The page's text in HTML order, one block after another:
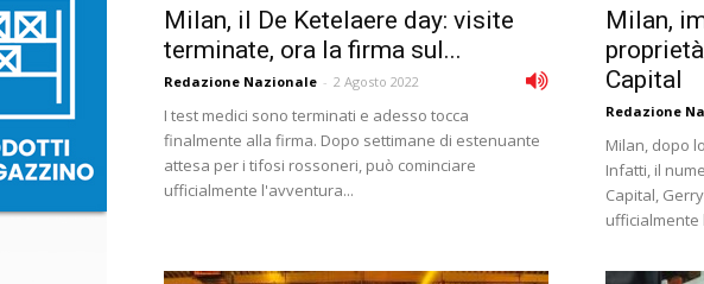
Milan, il De Ketelaere day: visite
terminate, ora la firma sul...
Redazione Nazionale - 2 Agosto 2022
I test medici sono terminati e adesso tocca
finalmente alla firma. Dopo settimane di estenuante
attesa per i tifosi rossoneri, può cominciare
ufficialmente l'avventura...
Milan,
Capital
Redazione
Milan, dopo
Infatti, il
Capital,
ufficialmente